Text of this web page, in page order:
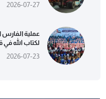
2026-07-27
لكتاب الله
2026-07-23